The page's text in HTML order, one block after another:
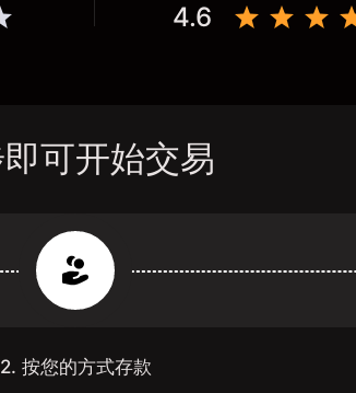
4.6
可开始交易
2. 按您的方式存款